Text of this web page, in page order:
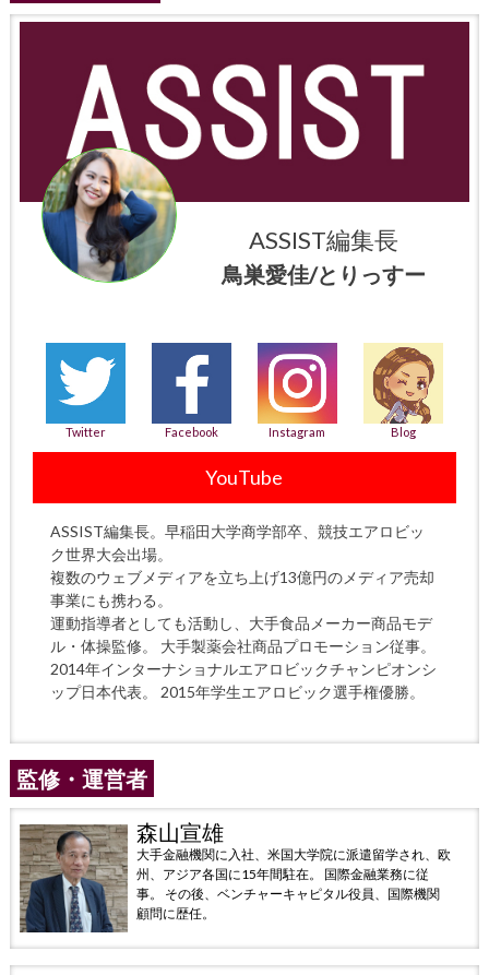
ASSIST編集長
鳥巣愛佳/とりっすー
Twitter Facebook Instagram Blog
YouTube
ASSIST編集長。早稲田大学商学部卒、競技エアロビッ
ク世界大会出場。
複数のウェブメディアを立ち上げ13億円のメディア売却
事業にも携わる。
運動指導者としても活動し、大手食品メーカー商品モデ
ル・体操監修。 大手製薬会社商品プロモーション従事。
2014年インターナショナルエアロビックチャンピオンシ
ップ日本代表。 2015年学生エアロビック選手権優勝。
監修・運営者
森山宣雄
大手金融機関に入社、米国大学院に派遣留学され、欧
州、アジア各国に15年間駐在。 国際金融業務に従
事。 その後、ベンチャーキャピタル役員、国際機関
顧問に歴任。